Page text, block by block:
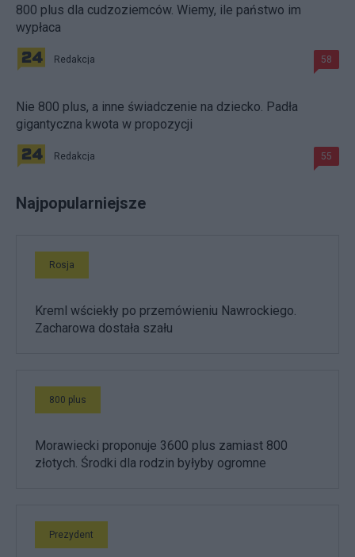
800 plus dla cudzoziemców. Wiemy, ile państwo im
wypłaca
Redakcja 58
Nie 800 plus, a inne świadczenie na dziecko. Padła
gigantyczna kwota w propozycji
Redakcja 55
Najpopularniejsze
Rosja
Kreml wściekły po przemówieniu Nawrockiego.
Zacharowa dostała szału
800 plus
Morawiecki proponuje 3600 plus zamiast 800
złotych. Środki dla rodzin byłyby ogromne
Prezydent